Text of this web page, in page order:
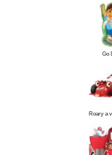
Go
Roary a